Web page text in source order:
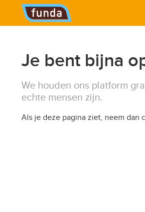
Hoofdmenu
Je bent bijna
We houden ons platform
echte mensen zijn.
Als je deze pagina ziet, neem dan